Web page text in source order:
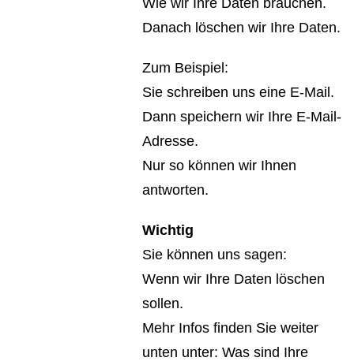
Danach löschen wir Ihre Daten.
Zum Beispiel:
Sie schreiben uns eine E-Mail.
Dann speichern wir Ihre E-Mail-
Adresse.
Nur so können wir Ihnen
antworten.
Wichtig
Sie können uns sagen:
Wenn wir Ihre Daten löschen
sollen.
Mehr Infos finden Sie weiter
unten unter: Was sind Ihre